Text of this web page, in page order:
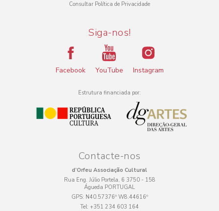
Consultar Política de Privacidade
Siga-nos!
Facebook YouTube Instagram
Estrutura financiada por:
Contacte-nos
d’Orfeu Associação Cultural
Rua Eng. Júlio Portela, 6 3750 - 158
Águeda PORTUGAL
GPS: N40.57376º W8.44616º
Tel: +351 234 603 164